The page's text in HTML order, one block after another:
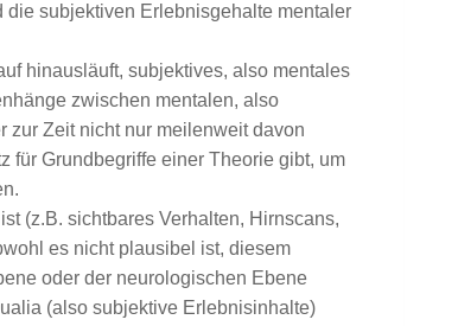
die subjektiven Erlebnisgehalte mentaler
hinausläuft, subjektives, also mentales
zwischen mentalen, also
zur Zeit nicht nur meilenweit davon
für Grundbegriffe einer Theorie gibt, um
(z.B. sichtbares Verhalten, Hirnscans,
es nicht plausibel ist, diesem
oder der neurologischen Ebene
(also subjektive Erlebnisinhalte)